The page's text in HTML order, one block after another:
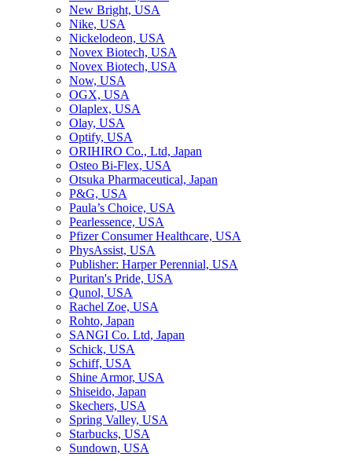
New Bright, USA
Nike, USA
Niсkelodeon, USA
Novex Biotech, USA
Novex Biotech, USA
Now, USA
OGX, USA
Olaplex, USA
Olay, USA
Optify, USA
ORIHIRO Co., Ltd, Japan
Osteo Bi-Flex, USA
Otsuka Pharmaceutical, Japan
P&G, USA
Paula’s Choice, USA
Pearlessence, USA
Pfizer Consumer Healthcare, USA
PhysAssist, USA
Publisher: Harper Perennial, USA
Puritan's Pride, USA
Qunol, USA
Rachel Zoe, USA
Rohto, Japan
SANGI Co. Ltd, Japan
Schick, USA
Schiff, USA
Shine Armor, USA
Shiseido, Japan
Skechers, USA
Spring Valley, USA
Starbucks, USA
Sundown, USA